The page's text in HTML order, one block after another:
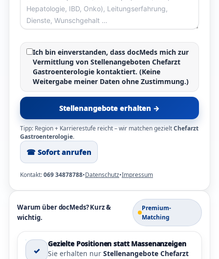
Ich bin einverstanden, dass docMeds mich zur
Vermittlung von Stellenangeboten Chefarzt
Gastroenterologie kontaktiert. (Keine
Weitergabe meiner Daten ohne Zustimmung.)
Stellenangebote erhalten →
Tipp: Region + Karrierestufe reicht – wir matchen gezieltChefarzt
Gastroenterologie.
☎︎ Sofort anrufen
Kontakt:069 34878788•Datenschutz•Impressum
Warum über docMeds? Kurz &
wichtig.
Premium-
Matching
✓
Gezielte Positionen statt Massenanzeigen
Sie erhalten nur Stellenangebote Chefarzt